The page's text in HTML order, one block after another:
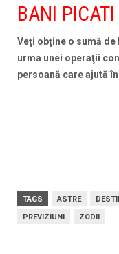
BANI
Veţi obţine o sumă
urma unei operaţii
persoană care ajută
TAGS ASTRE
PREVIZIUNI
ZODII